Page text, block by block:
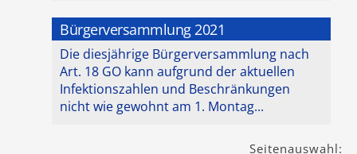
Bürgerversammlung 2021
Die diesjährige Bürgerversammlung nach
Art. 18 GO kann aufgrund der aktuellen
Infektionszahlen und Beschränkungen
nicht wie gewohnt am 1. Montag...
Seitenauswahl: